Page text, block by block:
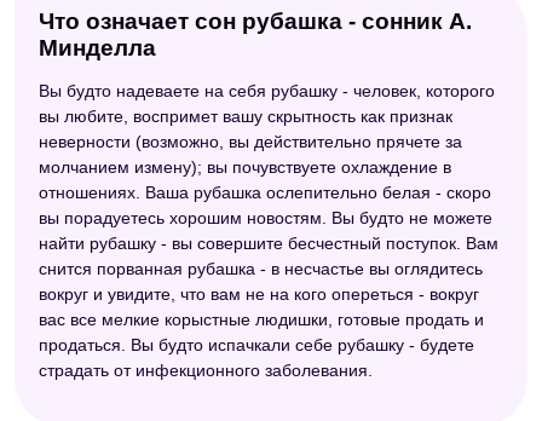
Что означает сон рубашка - сонник А.
Минделла
Вы будто надеваете на себя рубашку - человек, которого
вы любите, воспримет вашу скрытность как признак
неверности (возможно, вы действительно прячете за
молчанием измену); вы почувствуете охлаждение в
отношениях. Ваша рубашка ослепительно белая - скоро
вы порадуетесь хорошим новостям. Вы будто не можете
найти рубашку - вы совершите бесчестный поступок. Вам
снится порванная рубашка - в несчастье вы оглядитесь
вокруг и увидите, что вам не на кого опереться - вокруг
вас все мелкие корыстные людишки, готовые продать и
продаться. Вы будто испачкали себе рубашку - будете
страдать от инфекционного заболевания.